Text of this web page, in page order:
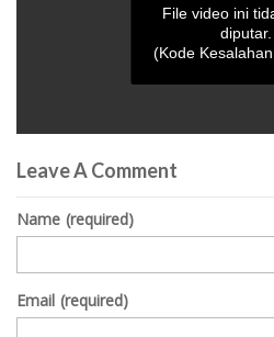
seconds
of
seconds
File video ini
diputar.
(Kode
Leave A Comment
Name (required)
Email (required)